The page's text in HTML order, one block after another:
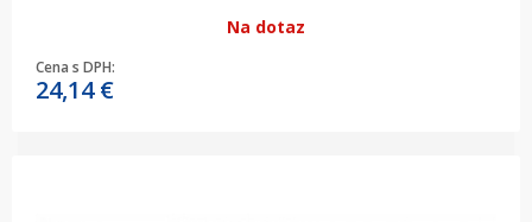
Na dotaz
Cena s DPH:
24,14€